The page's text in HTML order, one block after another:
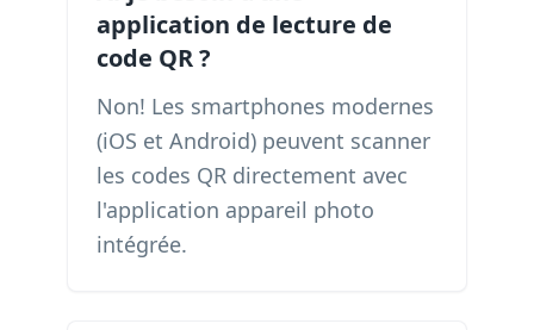
application de lecture de
code QR ?
Non! Les smartphones modernes
(iOS et Android) peuvent scanner
les codes QR directement avec
l'application appareil photo
intégrée.